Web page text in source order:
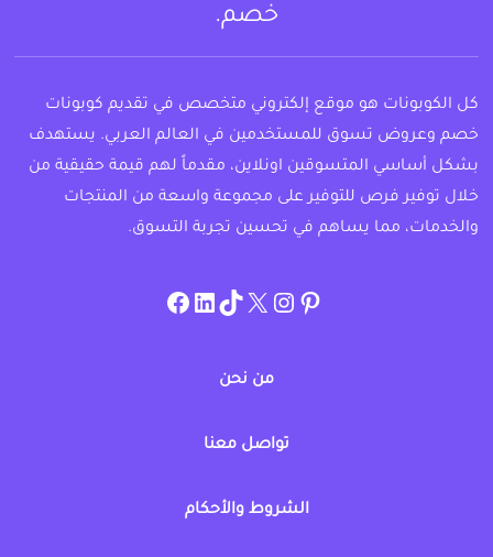
خصم.
كل الكوبونات هو موقع إلكتروني متخصص في تقديم كوبونات
خصم وعروض تسوق للمستخدمين في العالم العربي. يستهدف
بشكل أساسي المتسوقين اونلاين، مقدماً لهم قيمة حقيقية من
خلال توفير فرص للتوفير على مجموعة واسعة من المنتجات
والخدمات، مما يساهم في تحسين تجربة التسوق.
pinterest
allcouponat
twitter
TikTok
linkedin
facebook
من نحن
تواصل معنا
الشروط والأحكام